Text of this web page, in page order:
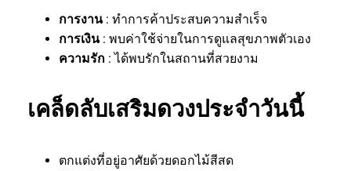
การงาน: ทำการค้าประสบความสำเร็จ
การเงิน: พบค่าใช้จ่ายในการดูแลสุขภาพตัวเอง
ความรัก : ได้พบรักในสถานที่สวยงาม
เคล็ดลับเสริมดวงประจำวันนี้
ตกแต่งที่อยู่อาศัยด้วยดอกไม้สีสด